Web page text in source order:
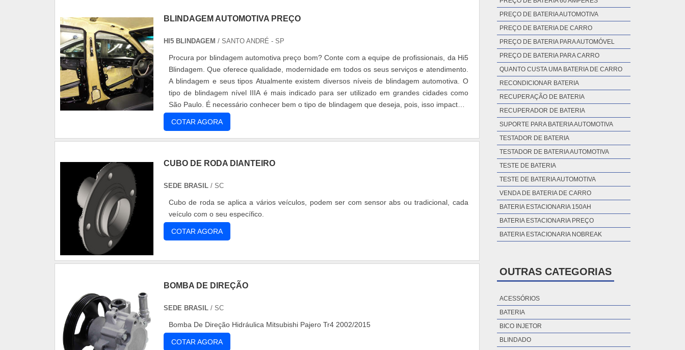
BLINDAGEM AUTOMOTIVA PREÇO
HI5 BLINDAGEM / SANTO ANDRÉ - SP
Procura por blindagem automotiva preço bom? Conte com a equipe de profissionais, da Hi5
Blindagem. Que oferece qualidade, modernidade em todos os seus serviços e atendimento.
A blindagem e seus tipos Atualmente existem diversos níveis de blindagem automotiva. O
tipo de blindagem nível IIIA é mais indicado para ser utilizado em grandes cidades como
São Paulo. É necessário conhecer bem o tipo de blindagem que deseja, pois, isso impactará
COTAR AGORA
CUBO DE RODA DIANTEIRO
SEDE BRASIL/ SC
Cubo de roda se aplica a vários veículos, podem ser com sensor abs ou tradicional, cada
veículo com o seu específico.
COTAR AGORA
BOMBA DE DIREÇÃO
SEDE BRASIL/ SC
Bomba De Direção Hidráulica Mitsubishi Pajero Tr4 2002/2015
COTAR AGORA
PREÇO DE BATERIA AUTOMOTIVA
PREÇO DE BATERIA DE CARRO
PREÇO DE BATERIA PARA AUTOMÓVEL
PREÇO DE BATERIA PARA CARRO
QUANTO CUSTA UMA BATERIA DE CARRO
RECONDICIONAR BATERIA
RECUPERAÇÃO DE BATERIA
RECUPERADOR DE BATERIA
SUPORTE PARA BATERIA AUTOMOTIVA
TESTADOR DE BATERIA
TESTADOR DE BATERIA AUTOMOTIVA
TESTE DE BATERIA
TESTE DE BATERIA AUTOMOTIVA
VENDA DE BATERIA DE CARRO
BATERIA ESTACIONARIA 150AH
BATERIA ESTACIONARIA PREÇO
BATERIA ESTACIONARIA NOBREAK
OUTRAS CATEGORIAS
ACESSÓRIOS
BATERIA
BICO INJETOR
BLINDADO